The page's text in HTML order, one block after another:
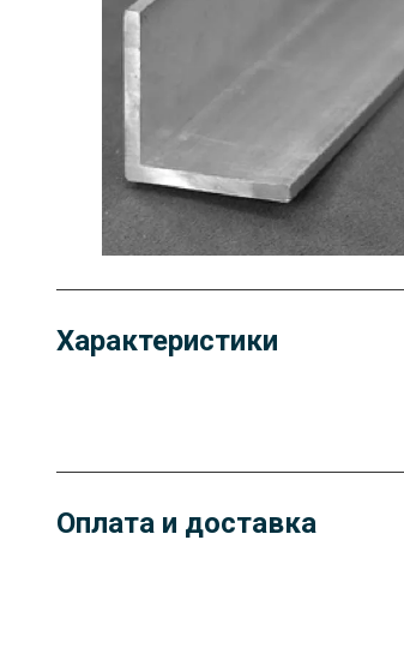
Характеристики
Оплата и доставка